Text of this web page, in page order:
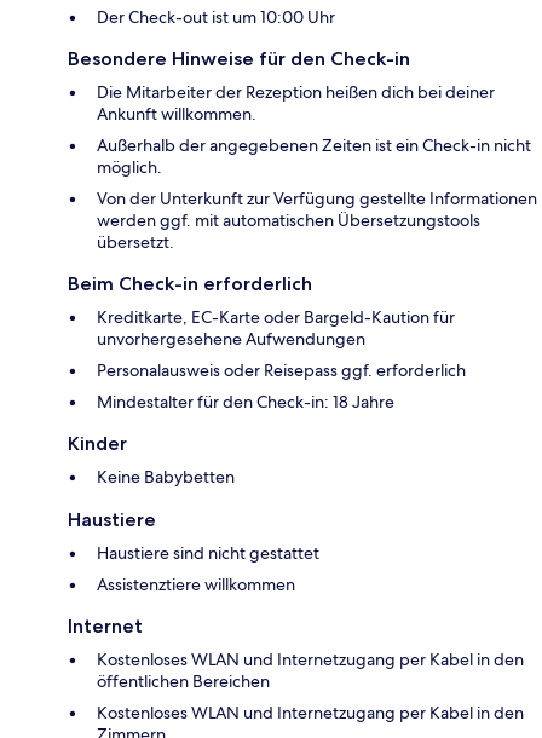
Der Check-out ist um 10:00 Uhr
Besondere Hinweise für den Check-in
Die Mitarbeiter der Rezeption heißen dich bei deiner
Ankunft willkommen.
Außerhalb der angegebenen Zeiten ist ein Check-in nicht
möglich.
Von der Unterkunft zur Verfügung gestellte Informationen
werden ggf. mit automatischen Übersetzungstools
übersetzt.
Beim Check-in erforderlich
Kreditkarte, EC-Karte oder Bargeld-Kaution für
unvorhergesehene Aufwendungen
Personalausweis oder Reisepass ggf. erforderlich
Mindestalter für den Check-in: 18 Jahre
Kinder
Keine Babybetten
Haustiere
Haustiere sind nicht gestattet
Assistenztiere willkommen
Internet
Kostenloses WLAN und Internetzugang per Kabel in den
öffentlichen Bereichen
Kostenloses WLAN und Internetzugang per Kabel in den